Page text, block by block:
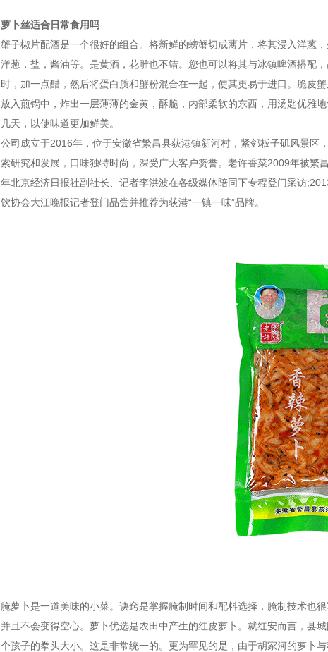
萝卜丝适合日常食用吗
蟹子椒片配酒是一个很好的组合。将新鲜的螃蟹切成薄片，将其浸入洋葱
洋葱，盐，酱油等。是黄酒，花雕也不错。您也可以将其与冰镇啤酒搭配
时，加一点醋，然后将蛋白质和蟹粉混合在一起，使其更易于进口。脆皮
放入煎锅中，炸出一层薄薄的金黄，酥脆，内部柔软的东西，用汤匙优雅
几天，以使味道更加鲜美。
公司成立于2016年，位于安徽省繁昌县荻港镇新河村，紧邻板子矶风景区
索研究和发展，口味独特时尚，深受广大客户赞誉。老许香菜2009年被
年北京经济日报社副社长、记者李洪波在各级媒体陪同下专程登门采访
饮协会大江晚报记者登门品尝并推荐为荻港“一镇一味”品牌。
腌萝卜是一道美味的小菜。诀窍是掌握腌制时间和配料选择，腌制技术也
并且不会变得空心。萝卜优选是农田中产生的红皮萝卜。就红安而言，县
个孩子的拳头大小。这是非常统一的。更为罕见的是，由于胡家河的萝卜